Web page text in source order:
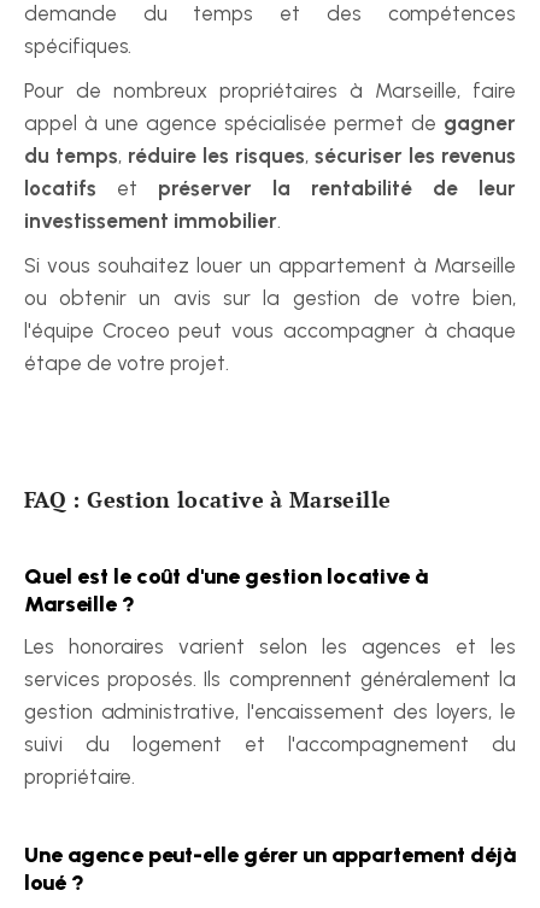
demande du temps et des compétences
spécifiques.
Pour de nombreux propriétaires à Marseille, faire
appel à une agence spécialisée permet de gagner
du temps, réduire les risques, sécuriser les revenus
locatifs et préserver la rentabilité de leur
investissement immobilier.
Si vous souhaitez louer un appartement à Marseille
ou obtenir un avis sur la gestion de votre bien,
l'équipe Croceo peut vous accompagner à chaque
étape de votre projet.
FAQ : Gestion locative à Marseille
Quel est le coût d'une gestion locative à
Marseille ?
Les honoraires varient selon les agences et les
services proposés. Ils comprennent généralement la
gestion administrative, l'encaissement des loyers, le
suivi du logement et l'accompagnement du
propriétaire.
Une agence peut-elle gérer un appartement déjà
loué ?